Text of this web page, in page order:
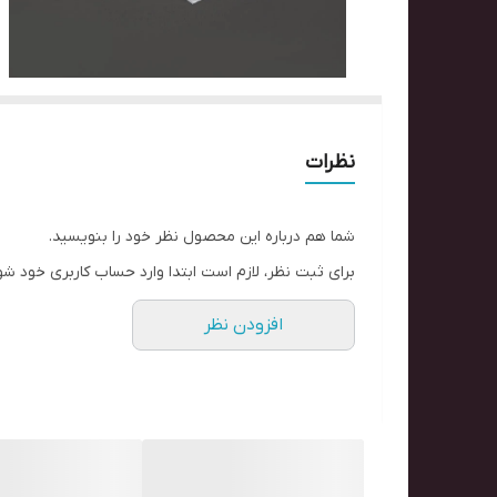
نظرات
شما هم درباره این محصول نظر خود را بنویسید.
برای ثبت نظر، لازم است ابتدا وارد حساب کاربری خود
افزودن نظر